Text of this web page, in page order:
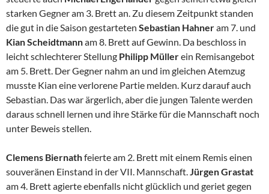
starken Gegner am 3. Brett an. Zu diesem Zeitpunkt standen
die gut in die Saison gestarteten Sebastian Hahneram 7. und
Kian Scheidtmannam 8. Brett auf Gewinn. Da beschloss in
leicht schlechterer Stellung Philipp Müllerein Remisangebot
am 5. Brett. Der Gegner nahm an und im gleichen Atemzug
musste Kian eine verlorene Partie melden. Kurz darauf auch
Sebastian. Das war ärgerlich, aber die jungen Talente werden
daraus schnell lernen und ihre Stärke für die Mannschaft noch
unter Beweis stellen.
Clemens Biernathfeierte am 2. Brett mit einem Remis einen
souveränen Einstand in der VII. Mannschaft.Jürgen Grastat
am 4. Brett agierte ebenfalls nicht glücklich und geriet gegen